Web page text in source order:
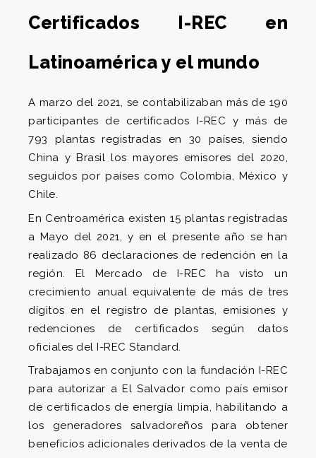
Certificados I-REC en
Latinoamérica y el mundo
A marzo del 2021, se contabilizaban más de 190
participantes de certificados I-REC y más de
793 plantas registradas en 30 países, siendo
China y Brasil los mayores emisores del 2020,
seguidos por países como Colombia, México y
Chile.
En Centroamérica existen 15 plantas registradas
a Mayo del 2021, y en el presente año se han
realizado 86 declaraciones de redención en la
región. El Mercado de I-REC ha visto un
crecimiento anual equivalente de más de tres
dígitos en el registro de plantas, emisiones y
redenciones de certificados según datos
oficiales del I-REC Standard.
Trabajamos en conjunto con la fundación I-REC
para autorizar a El Salvador como país emisor
de certificados de energía limpia, habilitando a
los generadores salvadoreños para obtener
beneficios adicionales derivados de la venta de